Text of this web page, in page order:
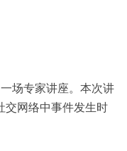
场专家讲座。本次讲
交网络中事件发生时